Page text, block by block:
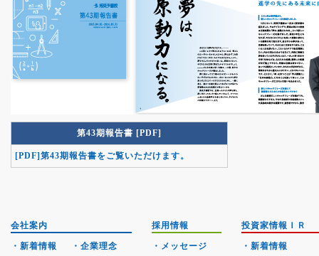
第43期報告書 [PDF]
[PDF]第43期報告書をご覧いただけます。
会社案内
・新着情報
・企業理念
採用情報
・メッセージ
投資家情報ＩＲ
・新着情報